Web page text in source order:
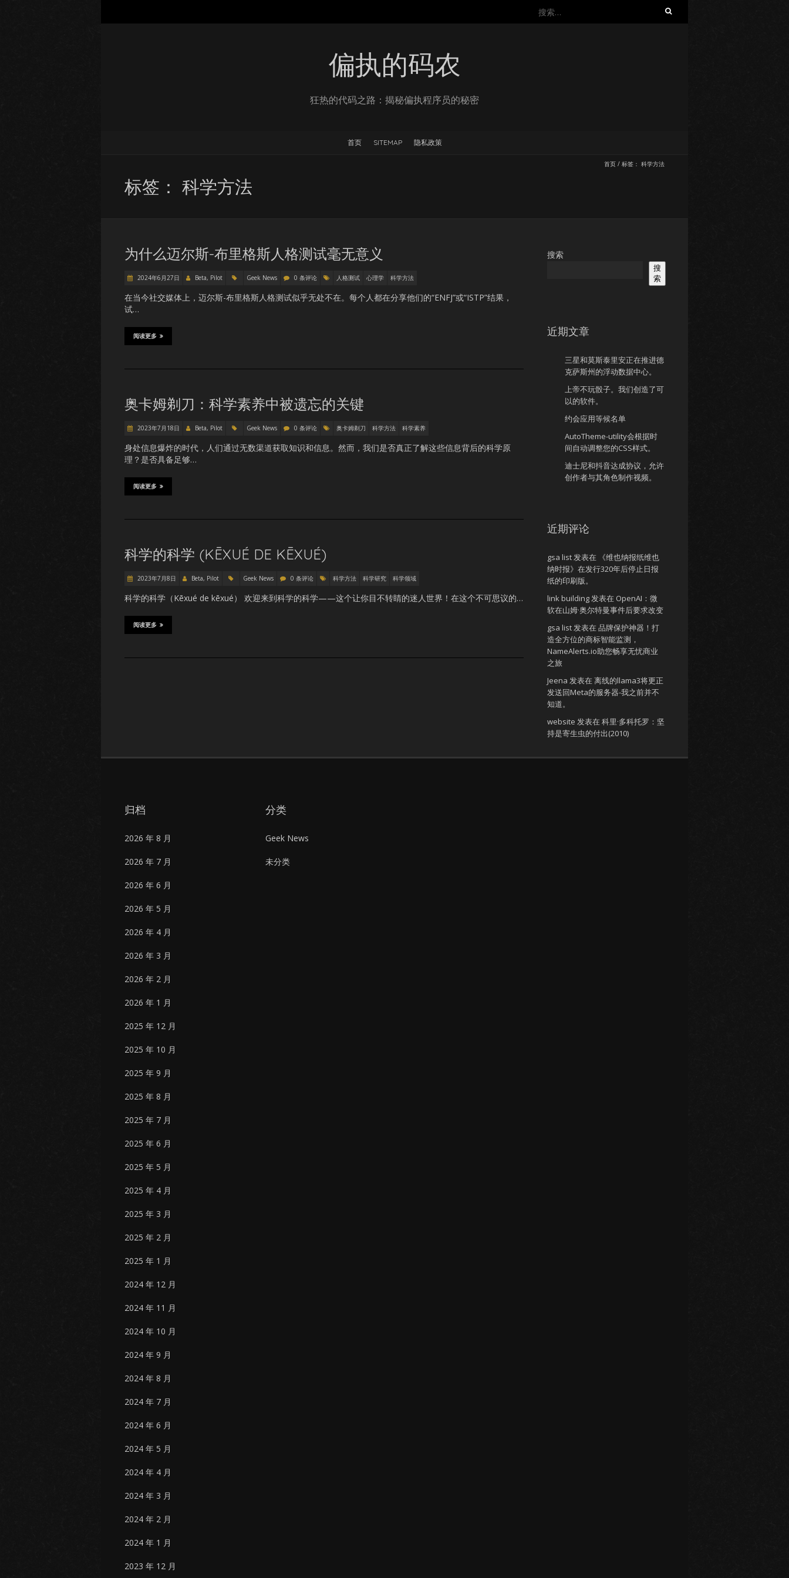
搜
偏执的码农
狂热的代码之路：揭秘偏执程序员的秘密
首页 SITEMAP 隐私政策
首页 / 标签： 科学方法
标签： 科学方法
为什么迈尔斯-布里格斯人格测试毫无意义
2024年6月27日 Beta, Pilot Geek News 0 条评论 人格测试 心理学 科学方法
在当今社交媒体上，迈尔斯-布里格斯人格测试似乎无处不在。每个人都在分享他们的“ENFJ”或“ISTP”结果，
试…
阅读更多
奥卡姆剃刀：科学素养中被遗忘的关键
2023年7月18日 Beta, Pilot Geek News 0 条评论 奥卡姆剃刀 科学方法 科学素养
身处信息爆炸的时代，人们通过无数渠道获取知识和信息。然而，我们是否真正了解这些信息背后的科学原
理？是否具备足够…
阅读更多
科学的科学 (KĒXUÉ DE KĒXUÉ)
2023年7月8日 Beta, Pilot Geek News 0 条评论 科学方法 科学研究 科学领域
科学的科学（Kēxué de kēxué） 欢迎来到科学的科学——这个让你目不转睛的迷人世界！在这个不可思议的…
阅读更多
搜索
搜
索
近期文章
三星和莫斯泰里安正在推进德
克萨斯州的浮动数据中心。
上帝不玩骰子。我们创造了可
以的软件。
约会应用等候名单
AutoTheme-utility会根据时
间自动调整您的CSS样式。
迪士尼和抖音达成协议，允许
创作者与其角色制作视频。
近期评论
gsa list发表在
《维也纳报纸维也
纳时报》在发行320年后停止日报
纸的印刷版。
link building发表在 OpenAI：微
软在山姆·奥尔特曼事件后要求改变
gsa list发表在 品牌保护神器！打
造全方位的商标智能监测，
NameAlerts.io助您畅享无忧商业
之旅
Jeena 发表在 离线的llama3将更正
发送回Meta的服务器-我之前并不
知道。
website 发表在 科里·多科托罗：坚
持是寄生虫的付出(2010)
归档
2026 年 8 月
2026 年 7 月
2026 年 6 月
2026 年 5 月
2026 年 4 月
2026 年 3 月
2026 年 2 月
2026 年 1 月
2025 年 12 月
2025 年 10 月
2025 年 9 月
2025 年 8 月
2025 年 7 月
2025 年 6 月
2025 年 5 月
2025 年 4 月
2025 年 3 月
2025 年 2 月
2025 年 1 月
2024 年 12 月
2024 年 11 月
2024 年 10 月
2024 年 9 月
2024 年 8 月
2024 年 7 月
2024 年 6 月
2024 年 5 月
2024 年 4 月
2024 年 3 月
2024 年 2 月
2024 年 1 月
2023 年 12 月
分类
Geek News
未分类